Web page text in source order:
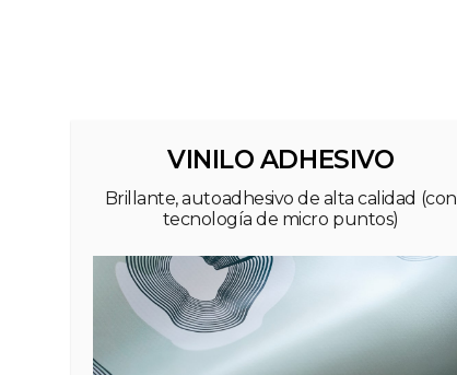
VINILO ADHESIVO
Brillante, autoadhesivo de alta calidad (con
tecnología de micro puntos)